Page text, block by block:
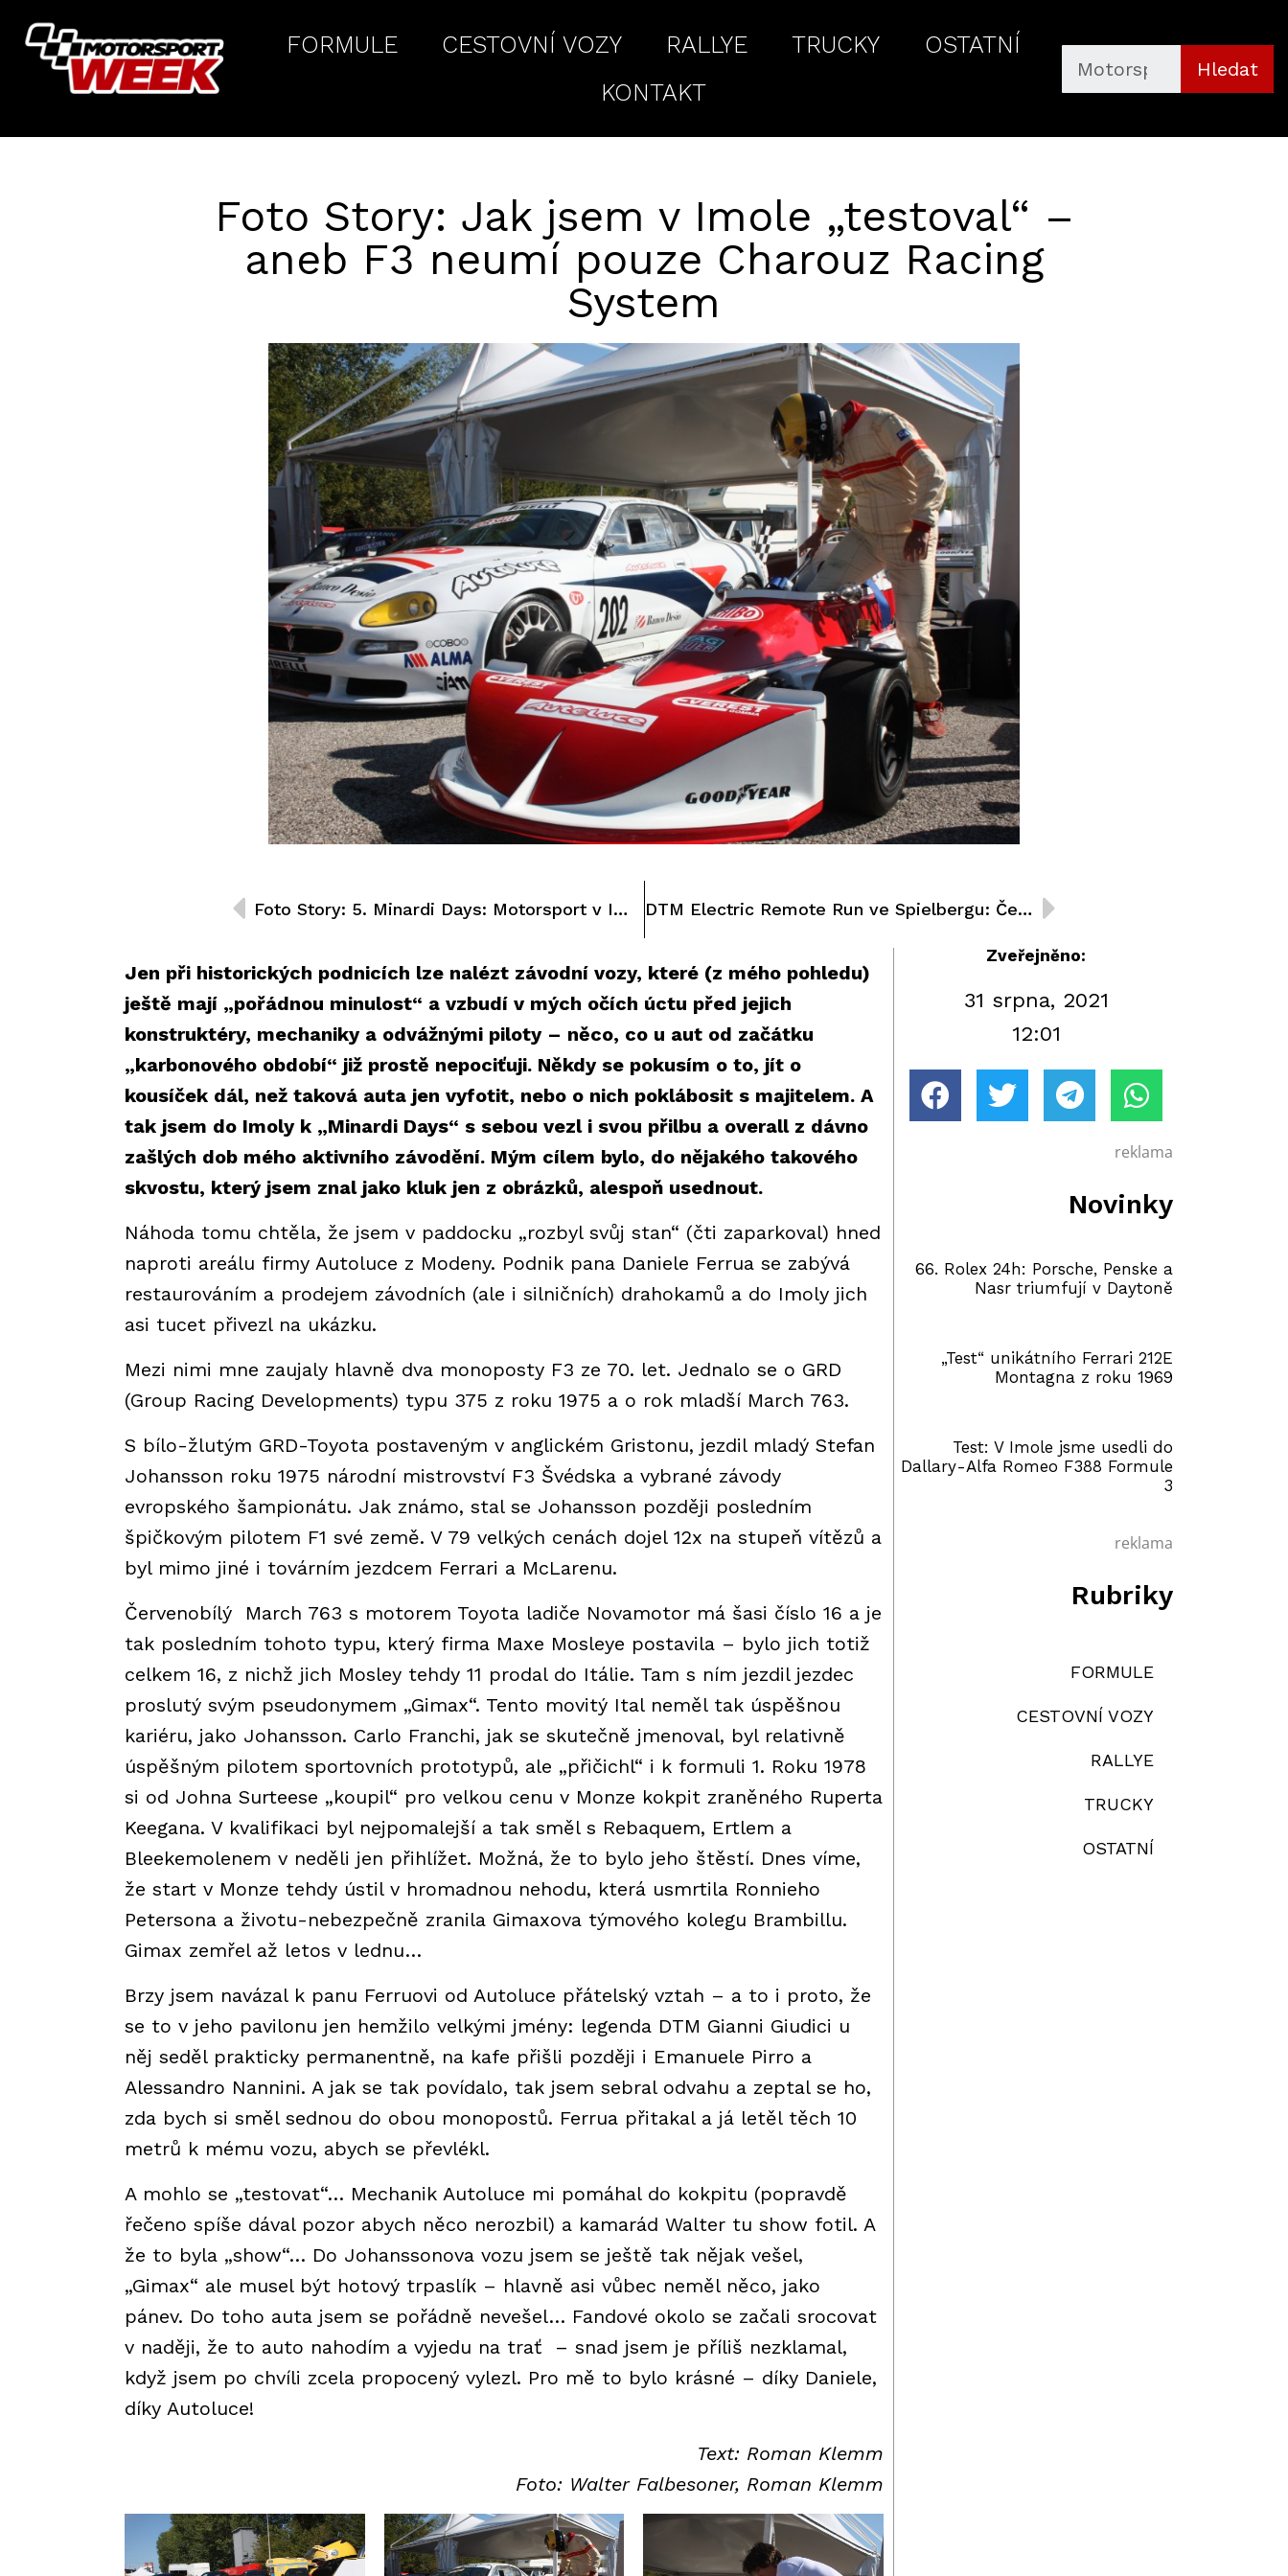
FORMULE CESTOVNÍ VOZY RALLYE TRUCKY
OSTATNÍ
KONTAKT
Hledat
Foto Story: Jak jsem v Imole „testoval“ –
aneb F3 neumí pouze Charouz Racing
System
Foto Story: 5. Minardi Days: Motorsport v Imole ještě žije! DTM Electric Remote Run ve Spielbergu: Černá to budoucnost motorsportu
Jen při historických podnicích lze nalézt závodní vozy, které (z mého pohledu)
ještě mají „pořádnou minulost“ a vzbudí v mých očích úctu před jejich
konstruktéry, mechaniky a odvážnými piloty – něco, co u aut od začátku
„karbonového období“ již prostě nepociťuji. Někdy se pokusím o to, jít o
kousíček dál, než taková auta jen vyfotit, nebo o nich poklábosit s majitelem. A
tak jsem do Imoly k „Minardi Days“ s sebou vezl i svou přilbu a overall z dávno
zašlých dob mého aktivního závodění. Mým cílem bylo, do nějakého takového
skvostu, který jsem znal jako kluk jen z obrázků, alespoň usednout.
Náhoda tomu chtěla, že jsem v paddocku „rozbyl svůj stan“ (čti zaparkoval) hned
naproti areálu firmy Autoluce z Modeny. Podnik pana Daniele Ferrua se zabývá
restaurováním a prodejem závodních (ale i silničních) drahokamů a do Imoly jich
asi tucet přivezl na ukázku.
Mezi nimi mne zaujaly hlavně dva monoposty F3 ze 70. let. Jednalo se o GRD
(Group Racing Developments) typu 375 z roku 1975 a o rok mladší March 763.
S bílo-žlutým GRD-Toyota postaveným v anglickém Gristonu, jezdil mladý Stefan
Johansson roku 1975 národní mistrovství F3 Švédska a vybrané závody
evropského šampionátu. Jak známo, stal se Johansson později posledním
špičkovým pilotem F1 své země. V 79 velkých cenách dojel 12x na stupeň vítězů a
byl mimo jiné i továrním jezdcem Ferrari a McLarenu.
Červenobílý March 763 s motorem Toyota ladiče Novamotor má šasi číslo 16 a je
tak posledním tohoto typu, který firma Maxe Mosleye postavila – bylo jich totiž
celkem 16, z nichž jich Mosley tehdy 11 prodal do Itálie. Tam s ním jezdil jezdec
proslutý svým pseudonymem „Gimax“. Tento movitý Ital neměl tak úspěšnou
kariéru, jako Johansson. Carlo Franchi, jak se skutečně jmenoval, byl relativně
úspěšným pilotem sportovních prototypů, ale „přičichl“ i k formuli 1. Roku 1978
si od Johna Surteese „koupil“ pro velkou cenu v Monze kokpit zraněného Ruperta
Keegana. V kvalifikaci byl nejpomalejší a tak směl s Rebaquem, Ertlem a
Bleekemolenem v neděli jen přihlížet. Možná, že to bylo jeho štěstí. Dnes víme,
že start v Monze tehdy ústil v hromadnou nehodu, která usmrtila Ronnieho
Petersona a životu-nebezpečně zranila Gimaxova týmového kolegu Brambillu.
Gimax zemřel až letos v lednu…
Brzy jsem navázal k panu Ferruovi od Autoluce přátelský vztah – a to i proto, že
se to v jeho pavilonu jen hemžilo velkými jmény: legenda DTM Gianni Giudici u
něj seděl prakticky permanentně, na kafe přišli později i Emanuele Pirro a
Alessandro Nannini. A jak se tak povídalo, tak jsem sebral odvahu a zeptal se ho,
zda bych si směl sednou do obou monopostů. Ferrua přitakal a já letěl těch 10
metrů k mému vozu, abych se převlékl.
A mohlo se „testovat“… Mechanik Autoluce mi pomáhal do kokpitu (popravdě
řečeno spíše dával pozor abych něco nerozbil) a kamarád Walter tu show fotil. A
že to byla „show“… Do Johanssonova vozu jsem se ještě tak nějak vešel,
„Gimax“ ale musel být hotový trpaslík – hlavně asi vůbec neměl něco, jako
pánev. Do toho auta jsem se pořádně nevešel… Fandové okolo se začali srocovat
v naději, že to auto nahodím a vyjedu na trať – snad jsem je příliš nezklamal,
když jsem po chvíli zcela propocený vylezl. Pro mě to bylo krásné – díky Daniele,
díky Autoluce!
Text: Roman Klemm
Foto: Walter Falbesoner, Roman Klemm
Zveřejněno:
31 srpna, 2021
12:01
reklama
Novinky
66. Rolex 24h: Porsche, Penske a
Nasr triumfují v Daytoně
„Test“ unikátního Ferrari 212E
Montagna z roku 1969
Test: V Imole jsme usedli do
Dallary-Alfa Romeo F388 Formule
3
reklama
Rubriky
FORMULE
CESTOVNÍ VOZY
RALLYE
TRUCKY
OSTATNÍ